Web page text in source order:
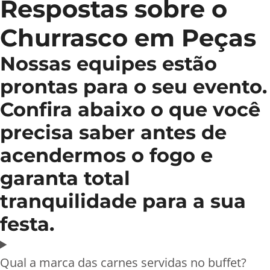
Respostas sobre o
Churrasco em Peças
Nossas equipes estão
prontas para o seu evento.
Confira abaixo o que você
precisa saber antes de
acendermos o fogo e
garanta total
tranquilidade para a sua
festa.
Qual a marca das carnes servidas no buffet?